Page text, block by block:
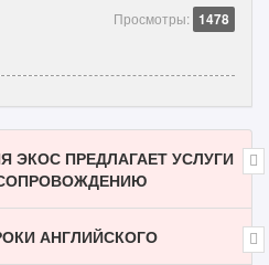
Просмотры: 1478
ЭКОС ПРЕДЛАГАЕТ УСЛУГИ
АНГЛИЙСКОГО